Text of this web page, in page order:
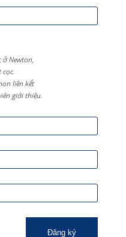
ở Newton,
liên kết
giới thiệu.
Đăng ký